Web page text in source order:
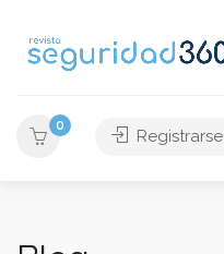
0
Registrarse